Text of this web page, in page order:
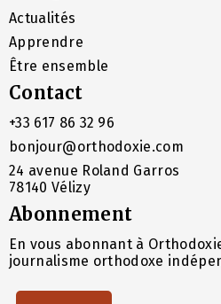
Actualités
Apprendre
Être ensemble
Contact
+33 617 86 32 96
bonjour@orthodoxie.com
24 avenue Roland Garros
78140 Vélizy
Abonnement
En vous abonnant à
journalisme orthodoxe